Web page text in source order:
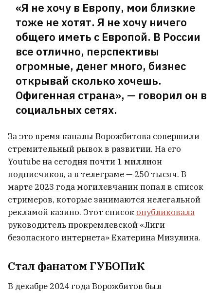
«Я не хочу в Европу, мои близкие
тоже не хотят. Я не хочу ничего
общего иметь с Европой. В России
все отлично, перспективы
огромные, денег много, бизнес
открывай сколько хочешь.
Офигенная страна», — говорил он в
социальных сетях.
За это время каналы Ворожбитова совершили
стремительный рывок в развитии. На его
Youtube на сегодня почти 1 миллион
подписчиков, а в телеграме — 250 тысяч. В
марте 2023 года могилевчанин попал в список
стримеров, которые занимаются нелегальной
рекламой казино. Этот список опубликовала
руководитель прокремлевской «Лиги
безопасного интернета» Екатерина Мизулина.
Стал фанатом ГУБОПиК
В декабре 2024 года Ворожбитов был